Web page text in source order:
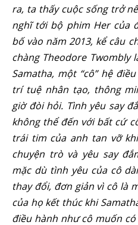
ra, ta thấy cuộc sống trở
nghĩ tới bộ phim Her của
bố vào năm 2013, kể câu
chàng Theodore Twombly
Samatha, một “cô” hệ
trí tuệ nhân tạo, thông
giờ đòi hỏi. Tình yêu say
không thể đến với bất cứ
trái tim của anh tan vỡ
chuyện trò và yêu say
mặc dù tình yêu của cô
thay đổi, đơn giản vì cô là
của họ kết thúc khi
điều hành như cô muốn